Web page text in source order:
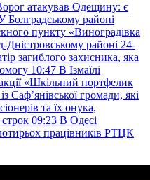
атакував Одещину: є
Болградському районі
пункту «Виноградівка
Дністровському районі 24-
загиблого захисника, яка
10:47 В Ізмаїлі
«Шкільний портфелик
Саф’янівської громади, які
та їх онука,
09:23 В Одесі
працівників РТЦК